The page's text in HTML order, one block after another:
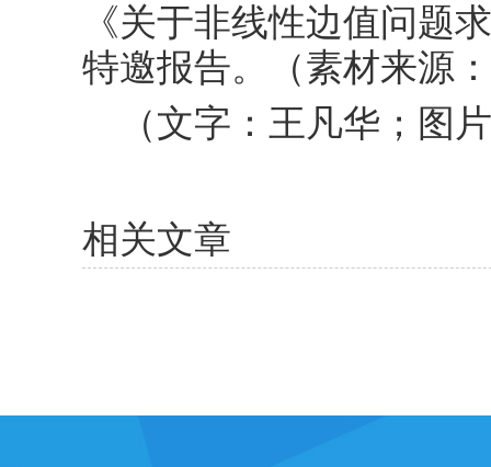
《关于非线性边值问题
特邀报告。（素材来源
（文字：王凡华；图
相关文章